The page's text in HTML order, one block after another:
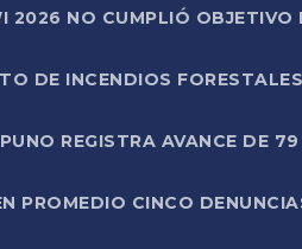
2026 NO CUMPLIÓ OBJETIVO
DE INCENDIOS
REGISTRA AVANCE DE
PROMEDIO CINCO